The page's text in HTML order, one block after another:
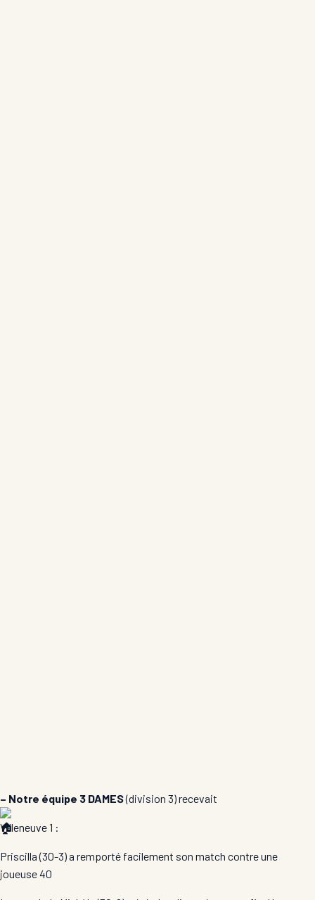
– Notre équipe 3 DAMES(division 3) recevait
Villeneuve 1 :
Priscilla (30-3) a remporté facilement son match contre une
joueuse 40